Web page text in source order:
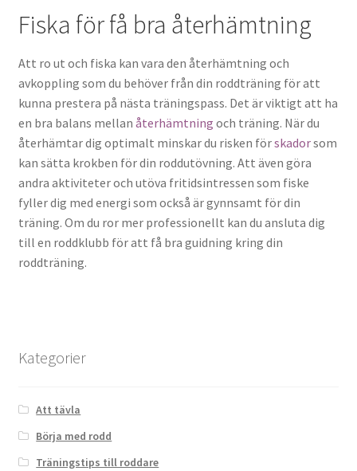
Fiska för få bra återhämtning
Att ro ut och fiska kan vara den återhämtning och
avkoppling som du behöver från din roddträning för att
kunna prestera på nästa träningspass. Det är viktigt att ha
en bra balans mellan återhämtning och träning. När du
återhämtar dig optimalt minskar du risken förskadorsom
kan sätta krokben för din roddutövning. Att även göra
andra aktiviteter och utöva fritidsintressen som fiske
fyller dig med energi som också är gynnsamt för din
träning. Om du ror mer professionellt kan du ansluta dig
till en roddklubb för att få bra guidning kring din
roddträning.
Kategorier
Att tävla
Börja med rodd
Träningstips till roddare